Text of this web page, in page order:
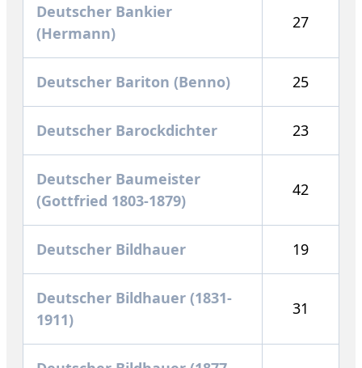
Deutscher Bankier
(Hermann)
27
Deutscher Bariton (Benno) 25
Deutscher Barockdichter 23
Deutscher Baumeister
(Gottfried 1803-1879)
42
Deutscher Bildhauer 19
Deutscher Bildhauer (1831-
1911)
31